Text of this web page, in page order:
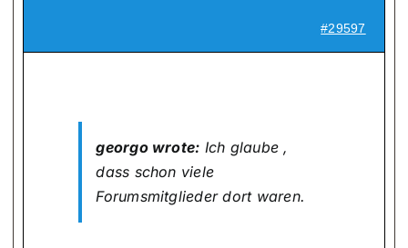
#29597
georgo wrote: Ich glaube ,
dass schon viele
Forumsmitglieder dort waren.